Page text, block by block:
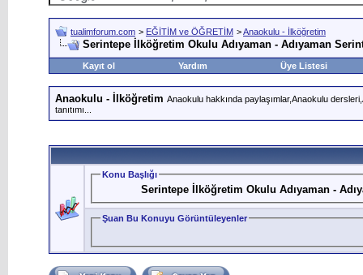
tualimforum.com > EĞİTİM ve ÖĞRETİM >Anaokulu - İlköğretim
Serintepe İlköğretim Okulu Adıyaman - Adıyaman
Kayıt ol Yardım Üye Listesi
Anaokulu - İlköğretim Anaokulu hakkında paylaşımlar,Anaokulu
tanıtımı...
Konu Başlığı
Serintepe İlköğretim Okulu Adıyaman -
Şuan Bu Konuyu Görüntüleyenler